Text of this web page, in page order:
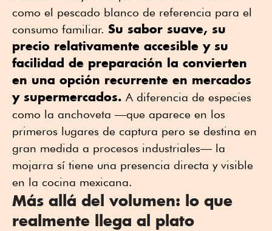
como el pescado blanco de referencia para el
consumo familiar. Su sabor suave, su
precio relativamente accesible y su
facilidad de preparación la convierten
en una opción recurrente en mercados
y supermercados. A diferencia de especies
como la anchoveta —que aparece en los
primeros lugares de captura pero se destina en
gran medida a procesos industriales— la
mojarra sí tiene una presencia directa y visible
en la cocina mexicana.
Más allá del volumen: lo que
realmente llega al plato